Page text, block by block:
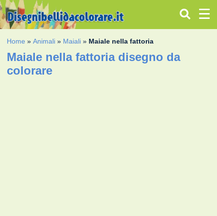
Home »Animali » Maiali » Maiale nella fattoria
Maiale nella fattoria disegno da
colorare